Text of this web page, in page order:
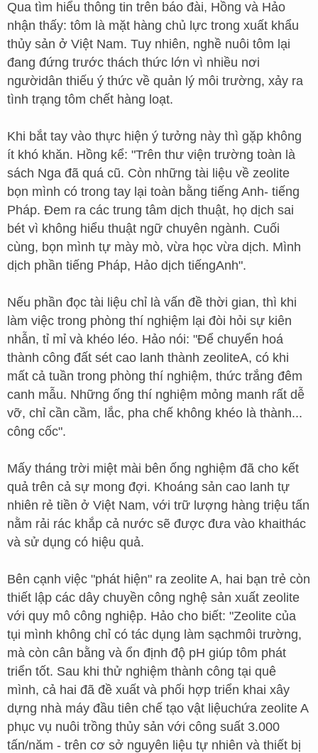
Qua tìm hiểu thông tin trên báo đài, Hồng và Hảo
nhận thấy: tôm là mặt hàng chủ lực trong xuất khẩu
thủy sản ở Việt Nam. Tuy nhiên, nghề nuôi tôm lại
đang đứng trước thách thức lớn vì nhiều nơi
ngườidân thiếu ý thức về quản lý môi trường, xảy ra
tình trạng tôm chết hàng loạt.
Khi bắt tay vào thực hiện ý tưởng này thì gặp không
ít khó khăn. Hồng kể: "Trên thư viện trường toàn là
sách Nga đã quá cũ. Còn những tài liệu về zeolite
bọn mình có trong tay lại toàn bằng tiếng Anh- tiếng
Pháp. Đem ra các trung tâm dịch thuật, họ dịch sai
bét vì không hiểu thuật ngữ chuyên ngành. Cuối
cùng, bọn mình tự mày mò, vừa học vừa dịch. Mình
dịch phần tiếng Pháp, Hảo dịch tiếngAnh".
Nếu phần đọc tài liệu chỉ là vấn đề thời gian, thì khi
làm việc trong phòng thí nghiệm lại đòi hỏi sự kiên
nhẫn, tỉ mỉ và khéo léo. Hảo nói: "Để chuyển hoá
thành công đất sét cao lanh thành zeoliteA, có khi
mất cả tuần trong phòng thí nghiệm, thức trắng đêm
canh mẫu. Những ống thí nghiệm mỏng manh rất dễ
vỡ, chỉ cần cầm, lắc, pha chế không khéo là thành...
công cốc".
Mấy tháng trời miệt mài bên ống nghiệm đã cho kết
quả trên cả sự mong đợi. Khoáng sản cao lanh tự
nhiên rẻ tiền ở Việt Nam, với trữ lượng hàng triệu tấn
nằm rải rác khắp cả nước sẽ được đưa vào khaithác
và sử dụng có hiệu quả.
Bên cạnh việc "phát hiện" ra zeolite A, hai bạn trẻ còn
thiết lập các dây chuyền công nghệ sản xuất zeolite
với quy mô công nghiệp. Hảo cho biết: "Zeolite của
tụi mình không chỉ có tác dụng làm sạchmôi trường,
mà còn cân bằng và ổn định độ pH giúp tôm phát
triển tốt. Sau khi thử nghiệm thành công tại quê
mình, cả hai đã đề xuất và phối hợp triển khai xây
dựng nhà máy đầu tiên chế tạo vật liệuchứa zeolite A
phục vụ nuôi trồng thủy sản với công suất 3.000
tấn/năm - trên cơ sở nguyên liệu tự nhiên và thiết bị